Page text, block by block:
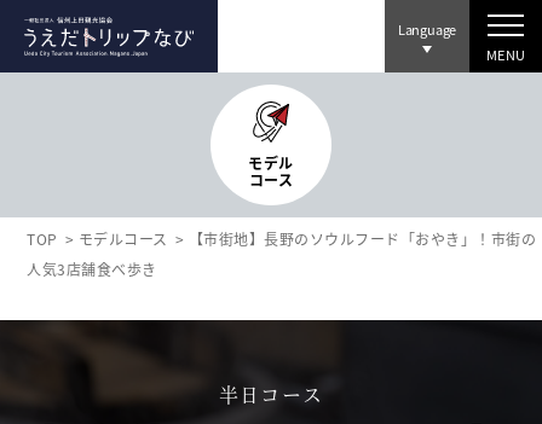
Language
MENU
モデル
コース
TOP モデルコース
【市街地】長野のソウルフード「おやき」！市街の
人気3店舗食べ歩き
半日コース